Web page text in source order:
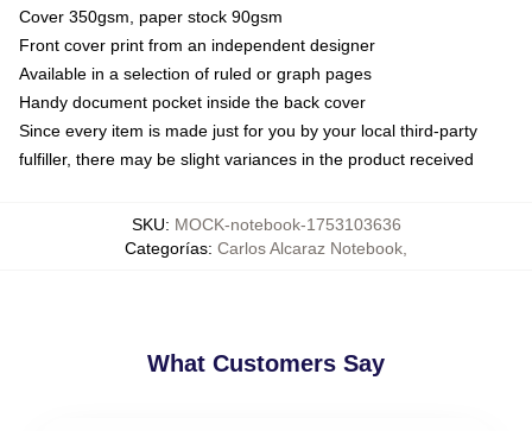
Cover 350gsm, paper stock 90gsm
Front cover print from an independent designer
Available in a selection of ruled or graph pages
Handy document pocket inside the back cover
Since every item is made just for you by your local third-party
fulfiller, there may be slight variances in the product received
SKU: MOCK-notebook-1753103636
Categorías: Carlos Alcaraz Notebook
What Customers Say